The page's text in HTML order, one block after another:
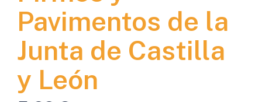
Pavimentos de la
Junta de Castilla
y León